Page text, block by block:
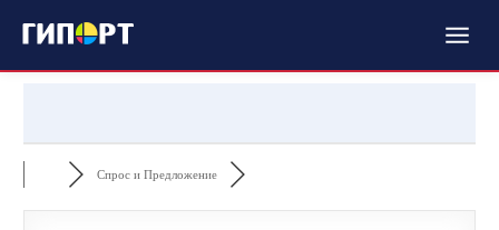
Спрос и Предложение